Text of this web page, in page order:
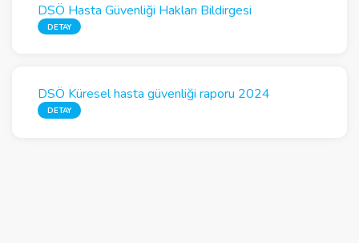
DSÖ Hasta Güvenliği Hakları Bildirgesi
DETAY
DSÖ Küresel hasta güvenliği raporu 2024
DETAY